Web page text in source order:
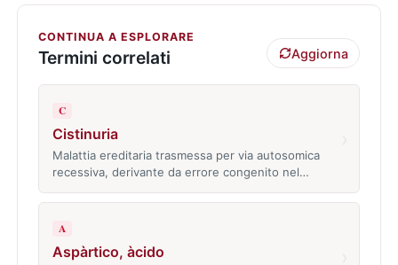
CONTINUA A ESPLORARE
Termini correlati Aggiorna
C
Cistinuria
Malattia ereditaria trasmessa per via autosomica
recessiva, derivante da errore congenito nel…
A
Aspàrtico, àcido